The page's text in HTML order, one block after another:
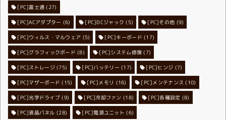
[PC]富士通 (27)
[PC]ACアダプター (6) [PC]DCジャック (5) [PC]その他 (9)
[PC]ウィルス・マルウェア (5) [PC]キーボード (17)
[PC]グラフィックボード (8) [PC]システム修復 (7)
[PC]ストレージ(75) [PC]バッテリー (17) [PC]ヒンジ (7)
[PC]マザーボード (15) [PC]メモリ (16) [PC]メンテナンス (10)
[PC]光学ドライブ (9) [PC]冷却ファン (18) [PC]各種設定 (8)
[PC]液晶パネル (28) [PC]電源ユニット (6)